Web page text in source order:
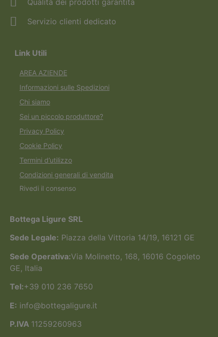
Qualità dei prodotti garantita
Servizio clienti dedicato
Link Utili
AREA AZIENDE
Informazioni sulle Spedizioni
Chi siamo
Sei un piccolo produttore?
Privacy Policy
Cookie Policy
Termini d’utilizzo
Condizioni generali di vendita
Rivedi il consenso
Bottega Ligure SRL
Sede Legale: Piazza della Vittoria 14/19, 16121 GE
Sede Operativa:Via Molinetto, 168, 16016 Cogoleto
GE, Italia
Tel:+39 010 236 7650
E: info@bottegaligure.it
P.IVA 11259260963